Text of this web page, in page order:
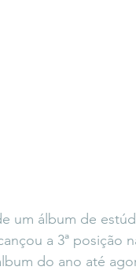
um álbum de
a 3ª posição
do ano até